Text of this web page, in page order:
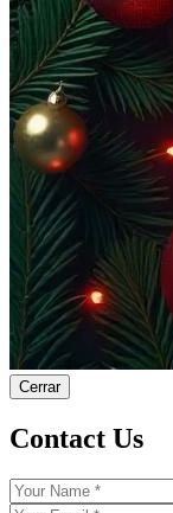
Cerrar
Contact Us